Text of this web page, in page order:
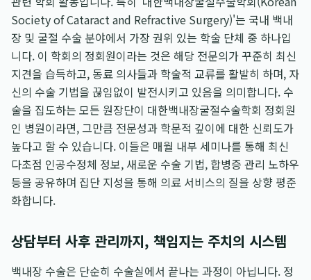
Society of Cataract and Refractive Surgery)'는 국내 백내
장 및 굴절 수술 분야에서 가장 권위 있는 학술 단체 중 하나입
니다. 이 학회의 정회원이라는 것은 해당 전문의가 꾸준히 최신
지견을 습득하고, 동료 의사들과 학술적 교류를 활발히 하며, 자
신의 수술 기법을 끊임없이 발전시키고 있음을 의미합니다. 수
술을 집도하는 모든 원장단이 대한백내장굴절수술학회 정회원
인 병원이라면, 그만큼 전문성과 학문적 깊이에 대한 신뢰도가
높다고 할 수 있습니다. 이들은 매월 내부 세미나를 통해 최신
다초점 인공수정체 정보, 새로운 수술 기법, 합병증 관리 노하우
등을 공유하며 집단 지성을 통해 의료 서비스의 질을 상향 평준
화합니다.
상담부터 사후 관리까지, 책임지는 주치의 시스템
백내장 수술은 단순히 수술실에서 끝나는 과정이 아닙니다. 정